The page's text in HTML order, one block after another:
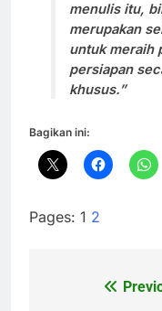
menulis itu,
merupakan
untuk meraih
persiapan
khusus.”
Bagikan ini:
Pages: 1 2
Navigasi